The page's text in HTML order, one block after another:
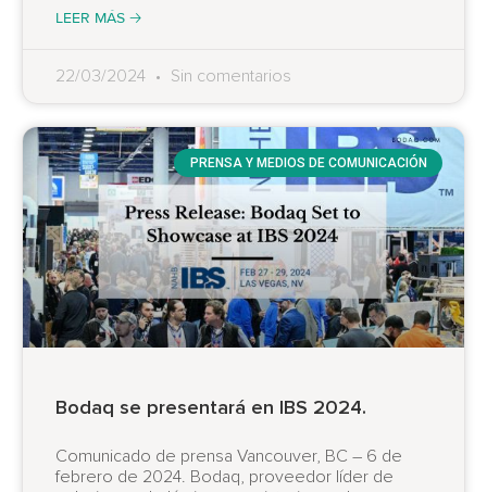
LEER MÁS 🡢
22/03/2024 Sin comentarios
PRENSA Y MEDIOS DE COMUNICACIÓN
Bodaq se presentará en IBS 2024.
Comunicado de prensa Vancouver, BC – 6 de
febrero de 2024. Bodaq, proveedor líder de